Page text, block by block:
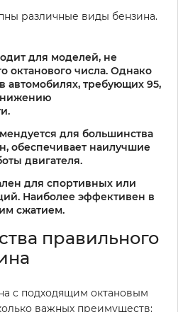
различные виды бензина.
для моделей, не
октанового числа. Однако
автомобилях, требующих 95,
для большинства
обеспечивает наилучшие
двигателя.
для спортивных или
Наиболее эффективен в
сжатием.
правильного
с подходящим октановым
важных преимуществ: